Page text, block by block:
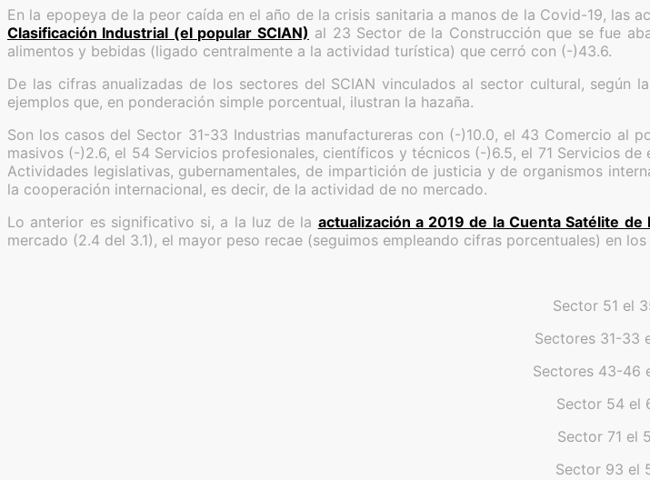
En la epopeya de la peor caída en el año de la crisis sanitaria a manos de la Covid-19, las
Clasificación Industrial (el popular SCIAN) al 23 Sector de la Construcción que se fue
alimentos y bebidas (ligado centralmente a la actividad turística) que cerró con (-)43.6.
De las cifras anualizadas de los sectores del SCIAN vinculados al sector cultural,
ejemplos que, en ponderación simple porcentual, ilustran la hazaña.
Son los casos del Sector 31-33 Industrias manufactureras con (-)10.0, el 43 Comercio
masivos (-)2.6, el 54 Servicios profesionales, científicos y técnicos (-)6.5, el 71 Servicios
Actividades legislativas, gubernamentales, de impartición de justicia y de organismos
la cooperación internacional, es decir, de la actividad de no mercado.
Lo anterior es significativo si, a la luz de la actualización a 2019 de la Cuenta Satélite de
mercado (2.4 del 3.1), el mayor peso recae (seguimos empleando cifras porcentuales) en
Sector 51 el
Sectores 31-33
Sectores 43-46
Sector 54 el
Sector 71 el
Sector 93 el